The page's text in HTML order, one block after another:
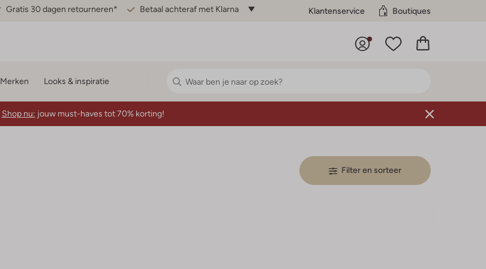
Gratis 30 dagen retourneren* Betaal achteraf met Klarna Klantenservice Boutiques
Merken Looks & inspiratie
Shop nu: jouw must-haves tot 70% korting!
Filter en sorteer